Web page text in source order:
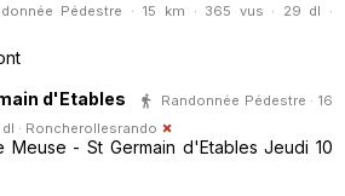
Pédestre · 15 km · 365 vus · 29 dl ·
d'Etables
Randonnée Pédestre · 16
· Roncherollesrando
Meuse - St Germain d'Etables Jeudi 10